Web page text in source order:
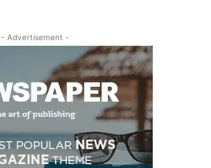
- Advertisement -